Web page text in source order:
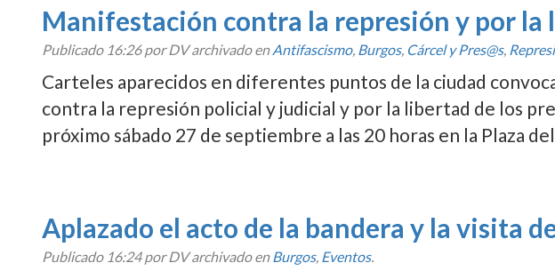
Manifestación contra la represión y por la
Publicado 16:26por DV archivado enAntifascismo, Burgos, Cárcel y Pres@s,
Carteles aparecidos en diferentes puntos de la ciudad
contra la represión policial y judicial y por la libertad de los
próximo sábado 27 de septiembre a las 20 horas en la Plaza
Aplazado el acto de la bandera y la visita
Publicado 16:24por DV archivado enBurgos, Eventos.